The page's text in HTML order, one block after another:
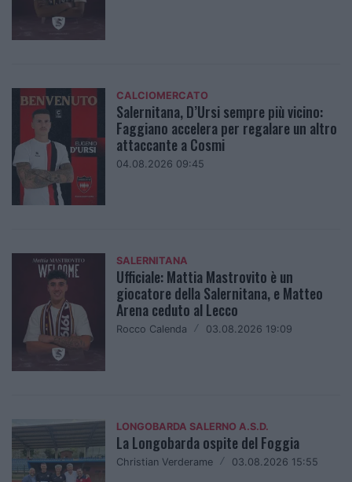
CALCIOMERCATO
Salernitana, D’Ursi sempre più vicino:
Faggiano accelera per regalare un altro
attaccante a Cosmi
04.08.2026 09:45
SALERNITANA
Ufficiale: Mattia Mastrovito è un
giocatore della Salernitana, e Matteo
Arena ceduto al Lecco
Rocco Calenda / 03.08.2026 19:09
LONGOBARDA SALERNO A.S.D.
La Longobarda ospite del Foggia
Christian Verderame / 03.08.2026 15:55